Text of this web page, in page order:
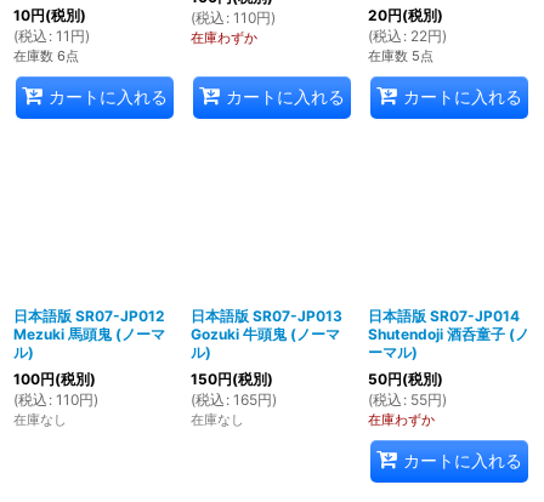
10円(税別)
(税込 : 11 円)
在庫数 6点
カートに入れる
(税込 : 110円)
在庫わずか
カートに入れる
20円(税別)
(税込 : 22円)
在庫数 5点
カートに入れる
日本語版 SR07-JP012
Mezuki 馬頭鬼 (ノーマ
ル)
100円(税別)
(税込 : 110円)
在庫なし
日本語版 SR07-JP013
Gozuki 牛頭鬼 (ノーマ
ル)
150円(税別)
(税込 : 165円)
在庫なし
日本語版 SR07-JP014
Shutendoji 酒呑童子 (ノ
ーマル)
50円(税別)
(税込 : 55円)
在庫わずか
カートに入れる